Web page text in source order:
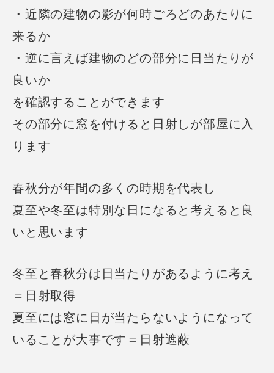
・近隣の建物の影が何時ごろどのあたりに
来るか
・逆に言えば建物のどの部分に日当たりが
良いか
を確認することができます
その部分に窓を付けると日射しが部屋に入
ります
春秋分が年間の多くの時期を代表し
夏至や冬至は特別な日になると考えると良
いと思います
冬至と春秋分は日当たりがあるように考え
＝日射取得
夏至には窓に日が当たらないようになって
いることが大事です＝日射遮蔽